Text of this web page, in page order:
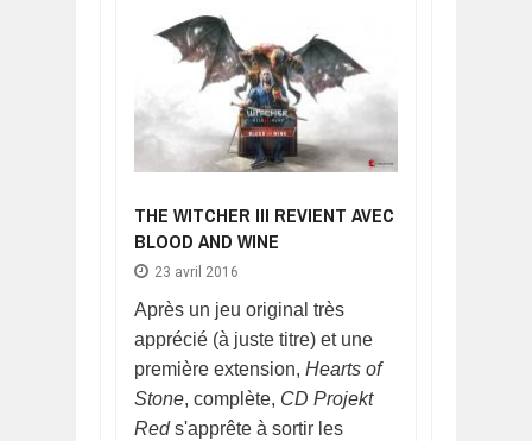
THE WITCHER III REVIENT AVEC
BLOOD AND WINE
23 avril 2016
Après un jeu original très
apprécié (à juste titre) et une
première extension, Hearts of
Stone, complète, CD Projekt
Red s'apprête à sortir les